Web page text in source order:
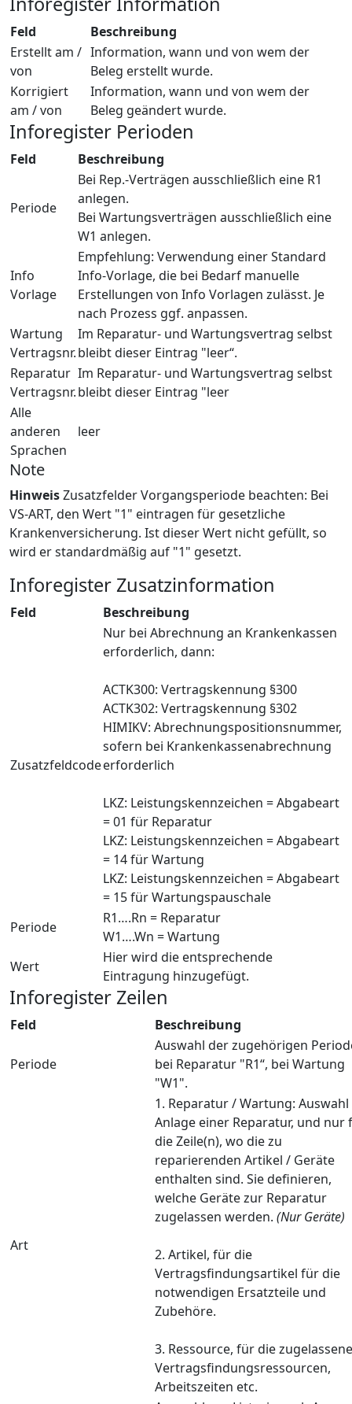
Feld
Beschreibung
Erstellt am /
von
Information, wann und von wem der
Beleg erstellt wurde.
Korrigiert
am / von
Information, wann und von wem der
Beleg geändert wurde.
Inforegister Perioden
Feld Beschreibung
Periode
Bei Rep.-Verträgen ausschließlich eine R1
anlegen.
Bei Wartungsverträgen ausschließlich eine
W1 anlegen.
Info
Vorlage
Empfehlung: Verwendung einer Standard
Info-Vorlage, die bei Bedarf manuelle
Erstellungen von Info Vorlagen zulässt. Je
nach Prozess ggf. anpassen.
Wartung
Vertragsnr.
Im Reparatur- und Wartungsvertrag selbst
bleibt dieser Eintrag "leer“.
Reparatur
Vertragsnr.
Im Reparatur- und Wartungsvertrag selbst
bleibt dieser Eintrag "leer
Alle
anderen
Sprachen
leer
Note
HinweisZusatzfelder Vorgangsperiode beachten: Bei
VS-ART, den Wert "1" eintragen für gesetzliche
Krankenversicherung. Ist dieser Wert nicht gefüllt, so
wird er standardmäßig auf "1" gesetzt.
Inforegister Zusatzinformation
Feld Beschreibung
Zusatzfeldcode
Nur bei Abrechnung an Krankenkassen
erforderlich, dann:
ACTK300: Vertragskennung §300
ACTK302: Vertragskennung §302
HIMIKV: Abrechnungspositionsnummer,
sofern bei Krankenkassenabrechnung
erforderlich
LKZ: Leistungskennzeichen = Abgabeart
= 01 für Reparatur
LKZ: Leistungskennzeichen = Abgabeart
= 14 für Wartung
LKZ: Leistungskennzeichen = Abgabeart
= 15 für Wartungspauschale
Periode
R1….Rn = Reparatur
W1….Wn = Wartung
Wert
Hier wird die entsprechende
Eintragung hinzugefügt.
Inforegister Zeilen
Feld Beschreibung
Periode
Auswahl der zugehörigen
bei Reparatur "R1“, bei Wartung
"W1".
Art
1. Reparatur / Wartung: Auswahl
Anlage einer Reparatur, und nur
die Zeile(n), wo die zu
reparierenden Artikel / Geräte
enthalten sind. Sie definieren,
welche Geräte zur Reparatur
zugelassen werden. (Nur Geräte)
2. Artikel, für die
Vertragsfindungsartikel für die
notwendigen Ersatzteile und
Zubehöre.
3. Ressource, für die
Vertragsfindungsressourcen,
Arbeitszeiten etc.